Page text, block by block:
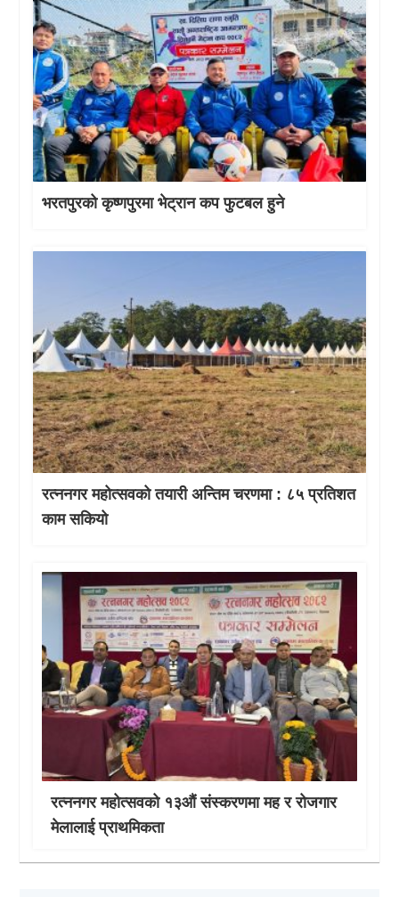
भरतपुरको कृष्णपुरमा भेट्रान कप फुटबल हुने
रत्ननगर महोत्सवको तयारी अन्तिम चरणमा : ८५ प्रतिशत
काम सकियो
रत्ननगर महोत्सवको १३औं संस्करणमा मह र रोजगार
मेलालाई प्राथमिकता